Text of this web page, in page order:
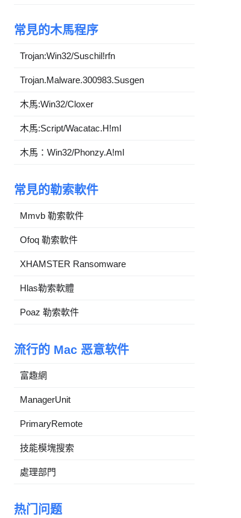
常見的木馬程序
Trojan:Win32/Suschil!rfn
Trojan.Malware.300983.Susgen
木馬:Win32/Cloxer
木馬:Script/Wacatac.H!ml
木馬：Win32/Phonzy.A!ml
常見的勒索軟件
Mmvb 勒索軟件
Ofoq 勒索軟件
XHAMSTER Ransomware
Hlas勒索軟體
Poaz 勒索軟件
流行的 Mac 恶意软件
富趣網
ManagerUnit
PrimaryRemote
技能模塊搜索
處理部門
热门问题